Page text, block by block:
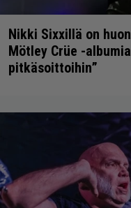
Nikki Sixxillä on
Mötley Crüe -
pitkäsoittoihin”